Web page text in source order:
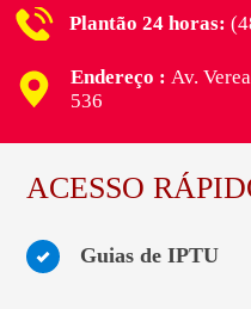
Plantão 24 horas:
Endereço : Av.
536
ACESSO
Guias de IPTU